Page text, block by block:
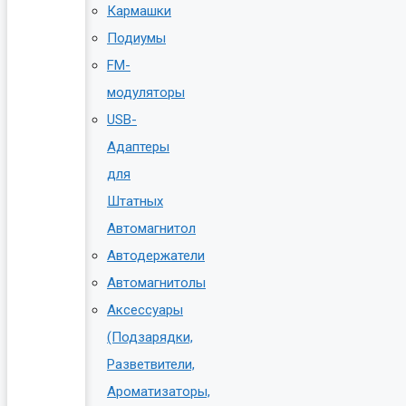
Кармашки
Подиумы
FM-
модуляторы
USB-
Адаптеры
для
Штатных
Автомагнитол
Автодержатели
Автомагнитолы
Аксессуары
(Подзарядки,
Разветвители,
Ароматизаторы,